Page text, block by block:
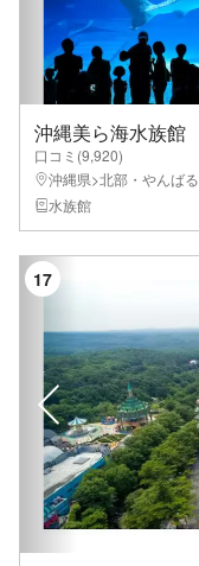
沖縄美ら海水族館
口コミ(9,920)
沖縄県>北部・やんばる
水族館